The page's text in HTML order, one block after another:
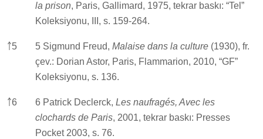
la prison, Paris, Gallimard, 1975, tekrar baskı: “Tel”
Koleksiyonu, III, s. 159-264.
￪5 5 Sigmund Freud, Malaise dans la culture (1930), fr.
çev.: Dorian Astor, Paris, Flammarion, 2010, “GF”
Koleksiyonu, s. 136.
￪6 6 Patrick Declerck, Les naufragés, Avec les
clochards de Paris, 2001, tekrar baskı: Presses
Pocket 2003, s. 76.